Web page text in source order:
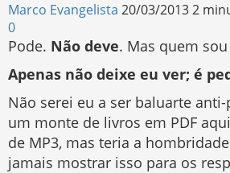
Marco Evangelista 20/03/20132
0
Pode. Não deve. Mas quem
Apenas não deixe eu ver; é
Não serei eu a ser baluarte
um monte de livros em PDF
de MP3, mas teria a
jamais mostrar isso para os